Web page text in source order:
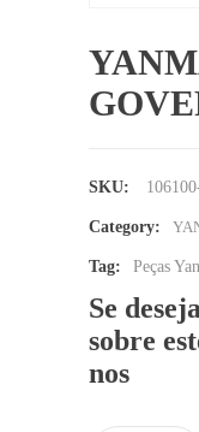
SKU:
Category:
Tag: Peças
Se
sobre
nos